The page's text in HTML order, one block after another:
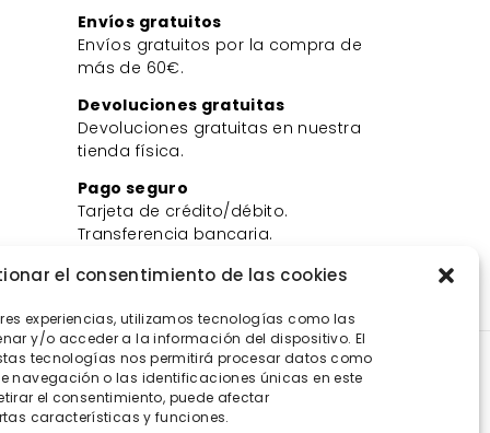
el consentimiento de las cookies
experiencias, utilizamos tecnologías como las
y/o acceder a la información del dispositivo. El
tecnologías nos permitirá procesar datos como
navegación o las identificaciones únicas en este
el consentimiento, puede afectar
características y funciones.
Envíos gratuitos
Envíos gratuitos por la compra de
más de 60€.
Devoluciones gratuitas
Devoluciones gratuitas en nuestra
tienda física.
Pago seguro
Tarjeta de crédito/débito.
Transferencia bancaria.